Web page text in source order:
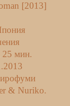
[2013]
мин.
& Nuriko.